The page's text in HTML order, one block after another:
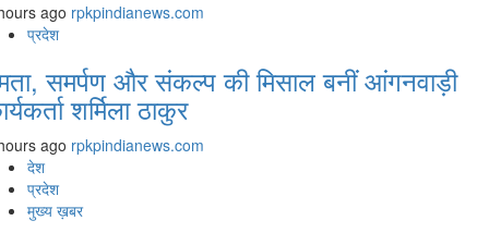
ago rpkpindianews.com
प्रदेश
समर्पण और संकल्प की मिसाल बनीं आंगनवाड़ी
शर्मिला ठाकुर
ago rpkpindianews.com
देश
प्रदेश
मुख्य ख़बर